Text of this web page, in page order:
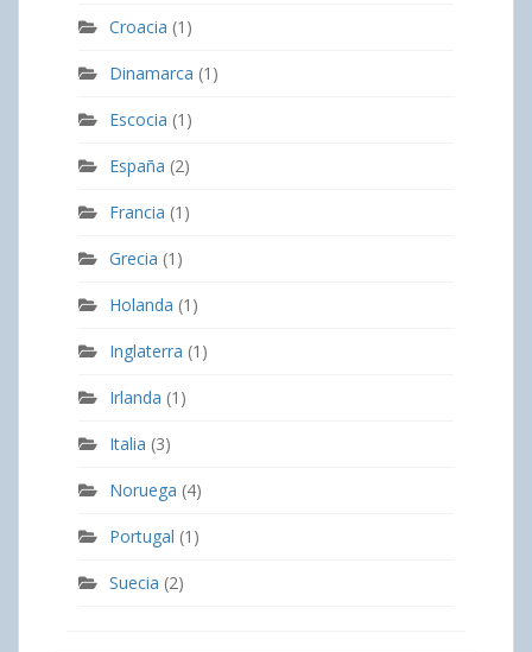
Croacia (1)
Dinamarca (1)
Escocia (1)
España (2)
Francia (1)
Grecia (1)
Holanda (1)
Inglaterra (1)
Irlanda (1)
Italia (3)
Noruega (4)
Portugal (1)
Suecia (2)